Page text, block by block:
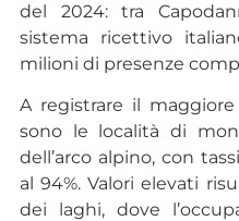
del 2024: tra
sistema ricettivo
milioni di presenze
A registrare il
sono le località di
dell’arco alpino, con
al 94%. Valori elevati
dei laghi, dove